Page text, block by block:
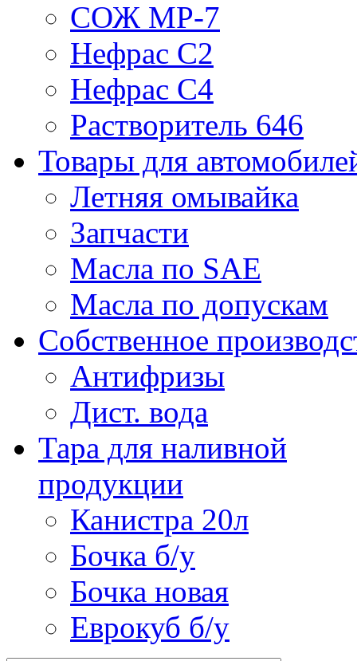
СОЖ МР-7
Нефрас С2
Нефрас С4
Растворитель 646
Товары для
Летняя омывайка
Запчасти
Масла по SAE
Масла по допускам
Собственное
Антифризы
Дист. вода
Тара для наливной
продукции
Канистра 20л
Бочка б/у
Бочка новая
Еврокуб б/у